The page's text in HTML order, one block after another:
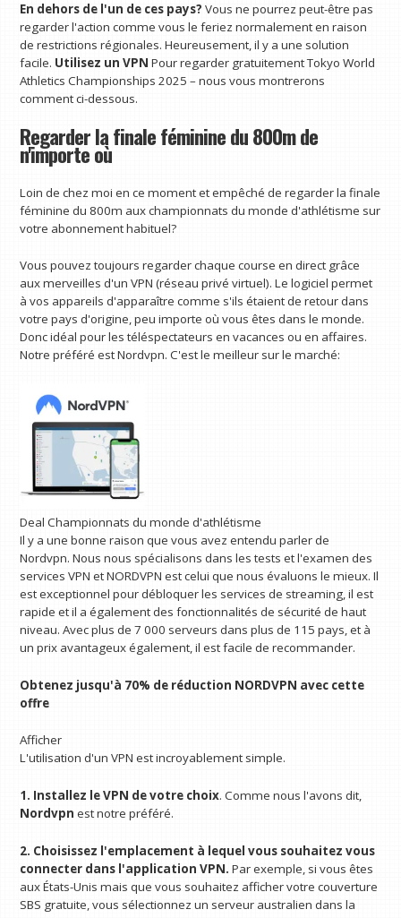
En dehors de l'un de ces pays? Vous ne pourrez peut-être pas
regarder l'action comme vous le feriez normalement en raison
de restrictions régionales. Heureusement, il y a une solution
facile. Utilisez un VPN Pour regarder gratuitement Tokyo World
Athletics Championships 2025 – nous vous montrerons
comment ci-dessous.
Regarder la finale féminine du 800m de
n'importe où
Loin de chez moi en ce moment et empêché de regarder la finale
féminine du 800m aux championnats du monde d'athlétisme sur
votre abonnement habituel?
Vous pouvez toujours regarder chaque course en direct grâce
aux merveilles d'un VPN (réseau privé virtuel). Le logiciel permet
à vos appareils d'apparaître comme s'ils étaient de retour dans
votre pays d'origine, peu importe où vous êtes dans le monde.
Donc idéal pour les téléspectateurs en vacances ou en affaires.
Notre préféré est Nordvpn. C'est le meilleur sur le marché:
Deal Championnats du monde d'athlétisme
Il y a une bonne raison que vous avez entendu parler de
Nordvpn. Nous nous spécialisons dans les tests et l'examen des
services VPN et NORDVPN est celui que nous évaluons le mieux. Il
est exceptionnel pour débloquer les services de streaming, il est
rapide et il a également des fonctionnalités de sécurité de haut
niveau. Avec plus de 7 000 serveurs dans plus de 115 pays, et à
un prix avantageux également, il est facile de recommander.
Obtenez jusqu'à 70% de réduction NORDVPN avec cette
offre
Afficher
L'utilisation d'un VPN est incroyablement simple.
1. Installez le VPN de votre choix. Comme nous l'avons dit,
Nordvpn est notre préféré.
2. Choisissez l'emplacement à lequel vous souhaitez vous
connecter dans l'application VPN.Par exemple, si vous êtes
aux États-Unis mais que vous souhaitez afficher votre couverture
SBS gratuite, vous sélectionnez un serveur australien dans la